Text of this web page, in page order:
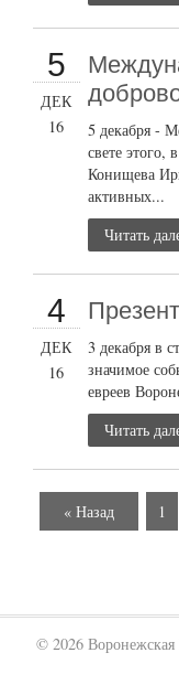
5
ДЕК
16
5 декабря -
свете этого,
Конищева
активных...
Читать
4
ДЕК
16
3 декабря в
значимое
евреев
Читать
« Назад 1
© 2026